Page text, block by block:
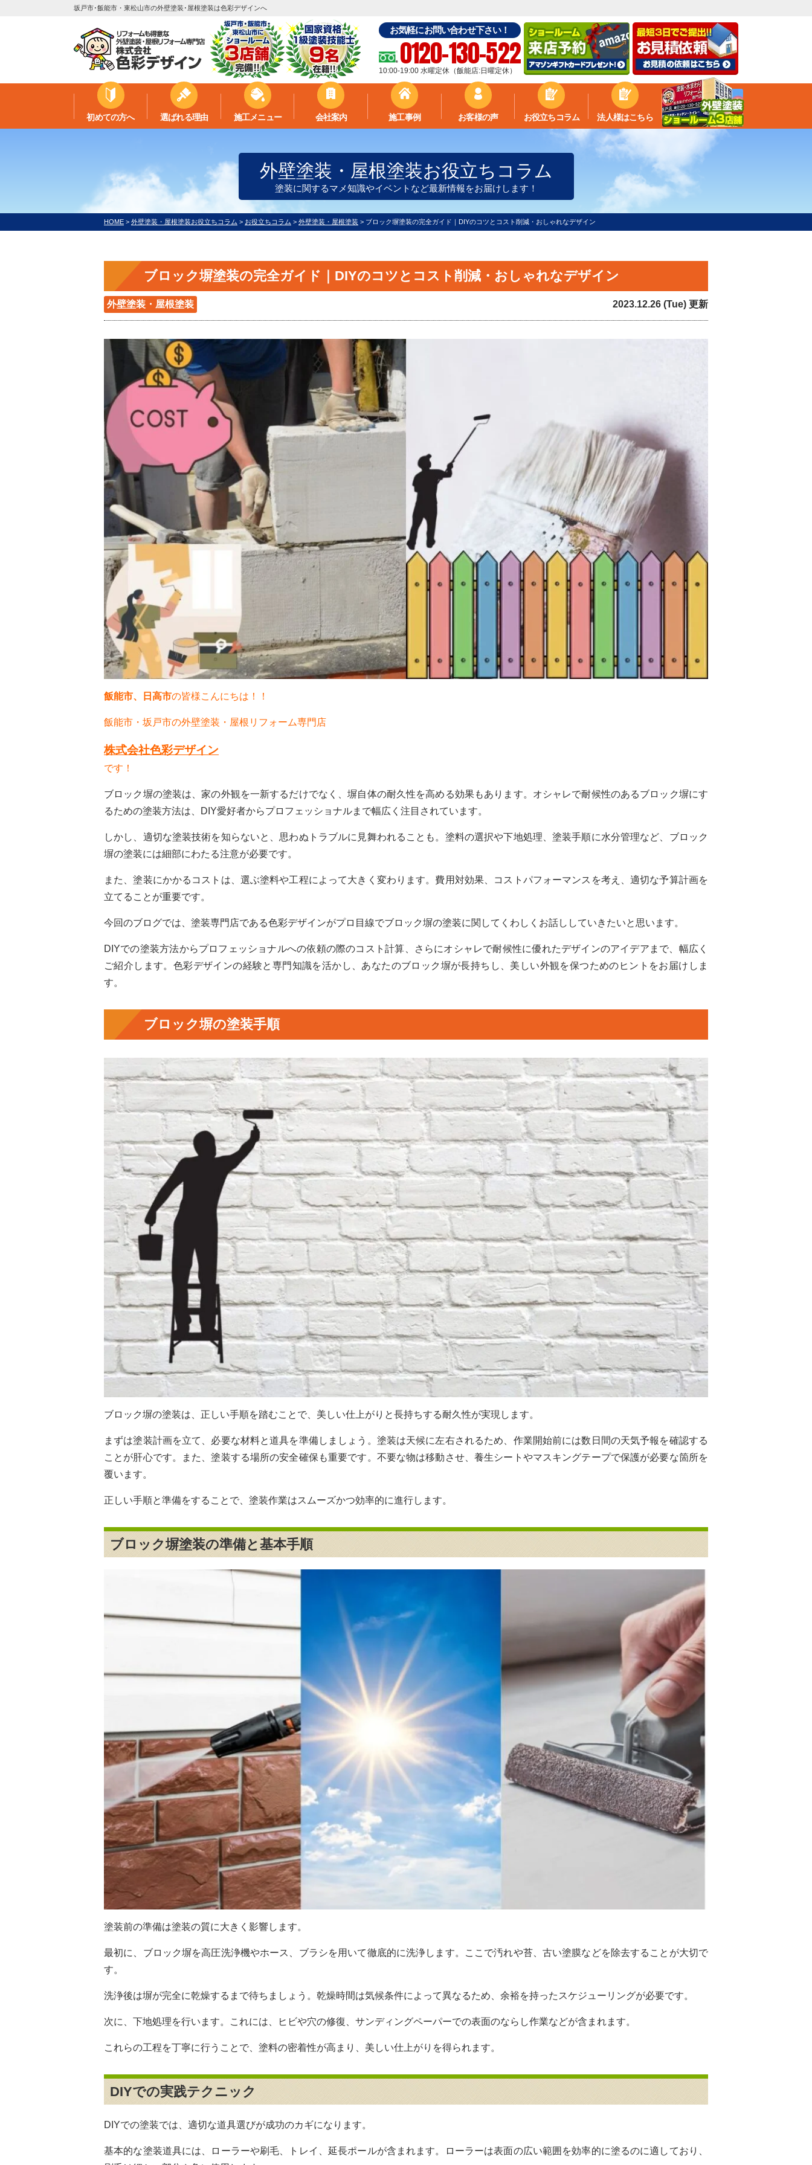
坂戸市･飯能市・東松山市の外壁塗装･屋根塗装は色彩デザインへ
お気軽にお問い合わせ下さい！
0120-130-522
10:00-19:00 水曜定休（飯能店:日曜定休）
初めての方へ 選ばれる理由 施工メニュー 会社案内 施工事例 お客様の声 お役立ちコラム 法人様はこちら
外壁塗装・屋根塗装お役立ちコラム
塗装に関するマメ知識やイベントなど最新情報をお届けします！
HOME > 外壁塗装・屋根塗装お役立ちコラム > お役立ちコラム > 外壁塗装・屋根塗装 > ブロック塀塗装の完全ガイド｜DIYのコツとコスト削減・おしゃれなデザイン
ブロック塀塗装の完全ガイド｜DIYのコツとコスト削減・おしゃれなデザイン
外壁塗装・屋根塗装 2023.12.26 (Tue) 更新
飯能市、日高市の皆様こんにちは！！
飯能市・坂戸市の外壁塗装・屋根リフォーム専門店
株式会社色彩デザイン
です！
ブロック塀の塗装は、家の外観を一新するだけでなく、塀自体の耐久性を高める効果もあります。オシャレで耐候性のあるブロック塀にす
るための塗装方法は、DIY愛好者からプロフェッショナルまで幅広く注目されています。
しかし、適切な塗装技術を知らないと、思わぬトラブルに見舞われることも。塗料の選択や下地処理、塗装手順に水分管理など、ブロック
塀の塗装には細部にわたる注意が必要です。
また、塗装にかかるコストは、選ぶ塗料や工程によって大きく変わります。費用対効果、コストパフォーマンスを考え、適切な予算計画を
立てることが重要です。
今回のブログでは、塗装専門店である色彩デザインがプロ目線でブロック塀の塗装に関してくわしくお話ししていきたいと思います。
DIYでの塗装方法からプロフェッショナルへの依頼の際のコスト計算、さらにオシャレで耐候性に優れたデザインのアイデアまで、幅広く
ご紹介します。色彩デザインの経験と専門知識を活かし、あなたのブロック塀が長持ちし、美しい外観を保つためのヒントをお届けしま
す。
ブロック塀の塗装手順
ブロック塀の塗装は、正しい手順を踏むことで、美しい仕上がりと長持ちする耐久性が実現します。
まずは塗装計画を立て、必要な材料と道具を準備しましょう。塗装は天候に左右されるため、作業開始前には数日間の天気予報を確認する
ことが肝心です。また、塗装する場所の安全確保も重要です。不要な物は移動させ、養生シートやマスキングテープで保護が必要な箇所を
覆います。
正しい手順と準備をすることで、塗装作業はスムーズかつ効率的に進行します。
ブロック塀塗装の準備と基本手順
塗装前の準備は塗装の質に大きく影響します。
最初に、ブロック塀を高圧洗浄機やホース、ブラシを用いて徹底的に洗浄します。ここで汚れや苔、古い塗膜などを除去することが大切で
す。
洗浄後は塀が完全に乾燥するまで待ちましょう。乾燥時間は気候条件によって異なるため、余裕を持ったスケジューリングが必要です。
次に、下地処理を行います。これには、ヒビや穴の修復、サンディングペーパーでの表面のならし作業などが含まれます。
これらの工程を丁寧に行うことで、塗料の密着性が高まり、美しい仕上がりを得られます。
DIYでの実践テクニック
DIYでの塗装では、適切な道具選びが成功のカギになります。
基本的な塗装道具には、ローラーや刷毛、トレイ、延長ポールが含まれます。ローラーは表面の広い範囲を効率的に塗るのに適しており、